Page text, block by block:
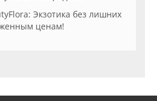
Экзотика без лишних
ценам!